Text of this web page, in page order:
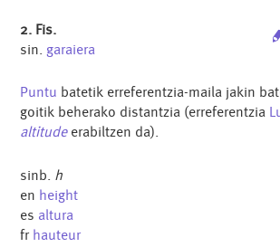
2. Fis.
sin. garaiera
Puntu batetik erreferentzia-maila jakin
goitik beherako distantzia (erreferentzia
altitudeerabiltzen da).
sinb. h
en height
es altura
fr hauteur